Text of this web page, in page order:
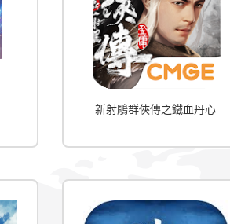
新射鵰群俠傳之鐵血丹心